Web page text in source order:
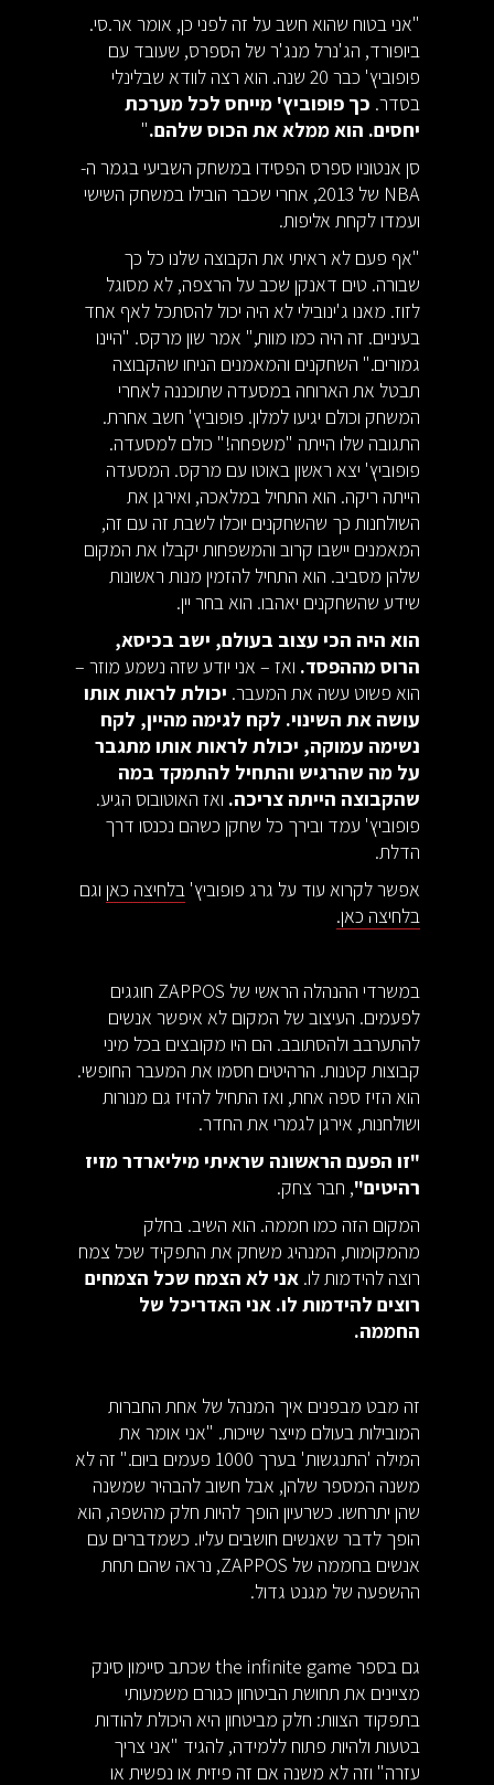
"אני בטוח שהוא חשב על זה לפני כן, אומר אר.סי.
ביופורד, הג'נרל מנג'ר של הספרס, שעובד עם
פופוביץ' כבר 20 שנה. הוא רצה לוודא שבלינלי
בסדר. כך פופוביץ' מייחס לכל מערכת
יחסים. הוא ממלא את הכוס שלהם."
סן אנטוניו ספרס הפסידו במשחק השביעי בגמר ה-
NBA של 2013, אחרי שכבר הובילו במשחק השישי
ועמדו לקחת אליפות.
"אף פעם לא ראיתי את הקבוצה שלנו כל כך
שבורה. טים דאנקן שכב על הרצפה, לא מסוגל
לזוז. מאנו ג'ינובילי לא היה יכול להסתכל לאף אחד
בעיניים. זה היה כמו מוות," אמר שון מרקס. "היינו
גמורים." השחקנים והמאמנים הניחו שהקבוצה
תבטל את הארוחה במסעדה שתוכננה לאחרי
המשחק וכולם יגיעו למלון. פופוביץ' חשב אחרת.
התגובה שלו הייתה "משפחה!" כולם למסעדה.
פופוביץ' יצא ראשון באוטו עם מרקס. המסעדה
הייתה ריקה. הוא התחיל במלאכה, ואירגן את
השולחנות כך שהשחקנים יוכלו לשבת זה עם זה,
המאמנים יישבו קרוב והמשפחות יקבלו את המקום
שלהן מסביב. הוא התחיל להזמין מנות ראשונות
שידע שהשחקנים יאהבו. הוא בחר יין.
הוא היה הכי עצוב בעולם, ישב בכיסא,
הרוס מההפסד. ואז – אני יודע שזה נשמע מוזר –
הוא פשוט עשה את המעבר. יכולת לראות אותו
עושה את השינוי. לקח לגימה מהיין, לקח
נשימה עמוקה, יכולת לראות אותו מתגבר
על מה שהרגיש והתחיל להתמקד במה
שהקבוצה הייתה צריכה. ואז האוטובוס הגיע.
פופוביץ' עמד ובירך כל שחקן כשהם נכנסו דרך
הדלת.
אפשר לקרוא עוד על גרג פופוביץ'בלחיצה כאן וגם
בלחיצה כאן.
במשרדי ההנהלה הראשי של ZAPPOS חוגגים
לפעמים. העיצוב של המקום לא איפשר אנשים
להתערבב ולהסתובב. הם היו מקובצים בכל מיני
קבוצות קטנות. הרהיטים חסמו את המעבר החופשי.
הוא הזיז ספה אחת, ואז התחיל להזיז גם מנורות
ושולחנות, אירגן לגמרי את החדר.
"זו הפעם הראשונה שראיתי מיליארדר מזיז
רהיטים", חבר צחק.
המקום הזה כמו חממה. הוא השיב. בחלק
מהמקומות, המנהיג משחק את התפקיד שכל צמח
רוצה להידמות לו.אני לא הצמח שכל הצמחים
רוצים להידמות לו. אני האדריכל של
החממה.
זה מבט מבפנים איך המנהל של אחת החברות
המובילות בעולם מייצר שייכות. "אני אומר את
המילה 'התנגשות' בערך 1000 פעמים ביום." זה לא
משנה המספר שלהן, אבל חשוב להבהיר שמשנה
שהן יתרחשו. כשרעיון הופך להיות חלק מהשפה, הוא
הופך לדבר שאנשים חושבים עליו. כשמדברים עם
אנשים בחממה של ZAPPOS, נראה שהם תחת
ההשפעה של מגנט גדול.
גם בספר the infinite game שכתב סיימון סינק
מציינים את תחושת הביטחון כגורם משמעותי
בתפקוד הצוות: חלק מביטחון היא היכולת להודות
בטעות ולהיות פתוח ללמידה, להגיד "אני צריך
עזרה" וזה לא משנה אם זה פיזית או נפשית או